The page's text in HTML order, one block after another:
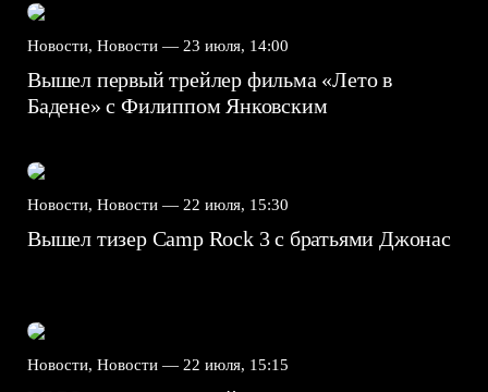
Новости, Новости — 23 июля, 14:00
Вышел первый трейлер фильма «Лето в
Бадене» с Филиппом Янковским
Новости, Новости — 22 июля, 15:30
Вышел тизер Camp Rock 3 с братьями Джонас
Новости, Новости — 22 июля, 15:15